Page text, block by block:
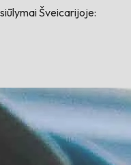
Šveicarijoje: